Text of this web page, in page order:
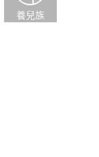
養兒族